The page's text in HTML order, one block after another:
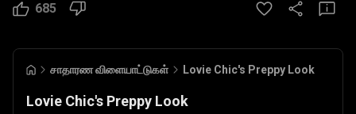
685
சாதாரண விளையாட்டுகள் Lovie Chic's Preppy Look
Lovie Chic's Preppy Look